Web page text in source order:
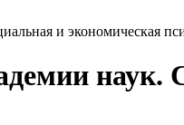
и экономическая